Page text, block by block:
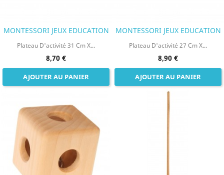
MONTESSORI JEUX EDUCATION
Plateau D'activité 31 Cm X...
8,70 €
AJOUTER AU PANIER
MONTESSORI JEUX EDUCATION
Plateau D'activité 27 Cm X...
8,90 €
AJOUTER AU PANIER